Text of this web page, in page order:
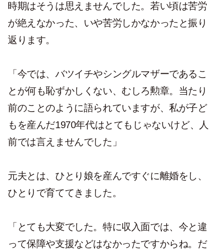
時期はそうは思えませんでした。若い頃は苦労
が絶えなかった、いや苦労しかなかったと振り
返ります。
「今では、バツイチやシングルマザーであるこ
とが何も恥ずかしくない、むしろ勲章。当たり
前のことのように語られていますが、私が子ど
もを産んだ1970年代はとてもじゃないけど、人
前では言えませんでした」
元夫とは、ひとり娘を産んですぐに離婚をし、
ひとりで育ててきました。
「とても大変でした。特に収入面では、今と違
って保障や支援などはなかったですからね。だ